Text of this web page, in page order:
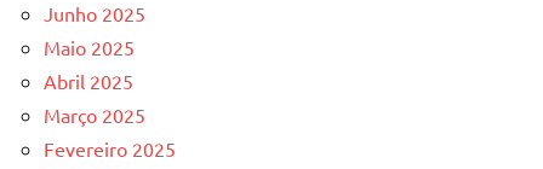
Junho 2025
Maio 2025
Abril 2025
Março 2025
Fevereiro 2025